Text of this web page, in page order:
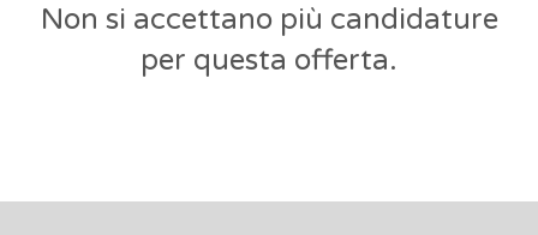
Non si accettano più candidature
per questa offerta.